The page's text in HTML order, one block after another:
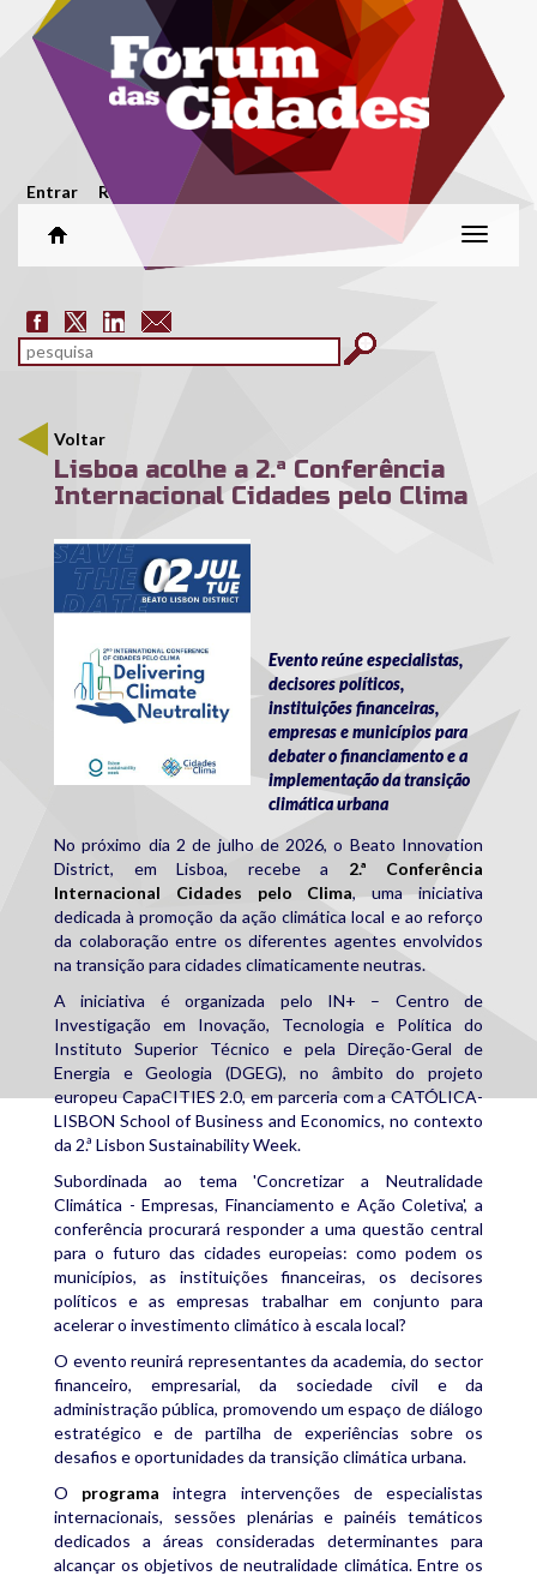
Passar para o conteúdo principal
Menu secundário
Entrar Registar
Alterar
Formulário de pesquisa
pesquisar
Voltar
Lisboa acolhe a 2.ª Conferência
Internacional Cidades pelo Clima
cidadespeloclima.jpg
Evento reúne especialistas,
decisores políticos,
instituições financeiras,
empresas e municípios para
debater o financiamento e a
implementação da transição
climática urbana
No próximo dia 2 de julho de 2026, o Beato Innovation
District, em Lisboa, recebe a 2.ª Conferência
Internacional Cidades pelo Clima, uma iniciativa
dedicada à promoção da ação climática local e ao reforço
da colaboração entre os diferentes agentes envolvidos
na transição para cidades climaticamente neutras.
A iniciativa é organizada pelo IN+ – Centro de
Investigação em Inovação, Tecnologia e Política do
Instituto Superior Técnico e pela Direção-Geral de
Energia e Geologia (DGEG), no âmbito do projeto
europeu CapaCITIES 2.0, em parceria com a CATÓLICA-
LISBON School of Business and Economics, no contexto
da 2.ª Lisbon Sustainability Week.
Subordinada ao tema 'Concretizar a Neutralidade
Climática - Empresas, Financiamento e Ação Coletiva', a
conferência procurará responder a uma questão central
para o futuro das cidades europeias: como podem os
municípios, as instituições financeiras, os decisores
políticos e as empresas trabalhar em conjunto para
acelerar o investimento climático à escala local?
O evento reunirá representantes da academia, do sector
financeiro, empresarial, da sociedade civil e da
administração pública, promovendo um espaço de diálogo
estratégico e de partilha de experiências sobre os
desafios e oportunidades da transição climática urbana.
O programa integra intervenções de especialistas
internacionais, sessões plenárias e painéis temáticos
dedicados a áreas consideradas determinantes para
alcançar os objetivos de neutralidade climática. Entre os